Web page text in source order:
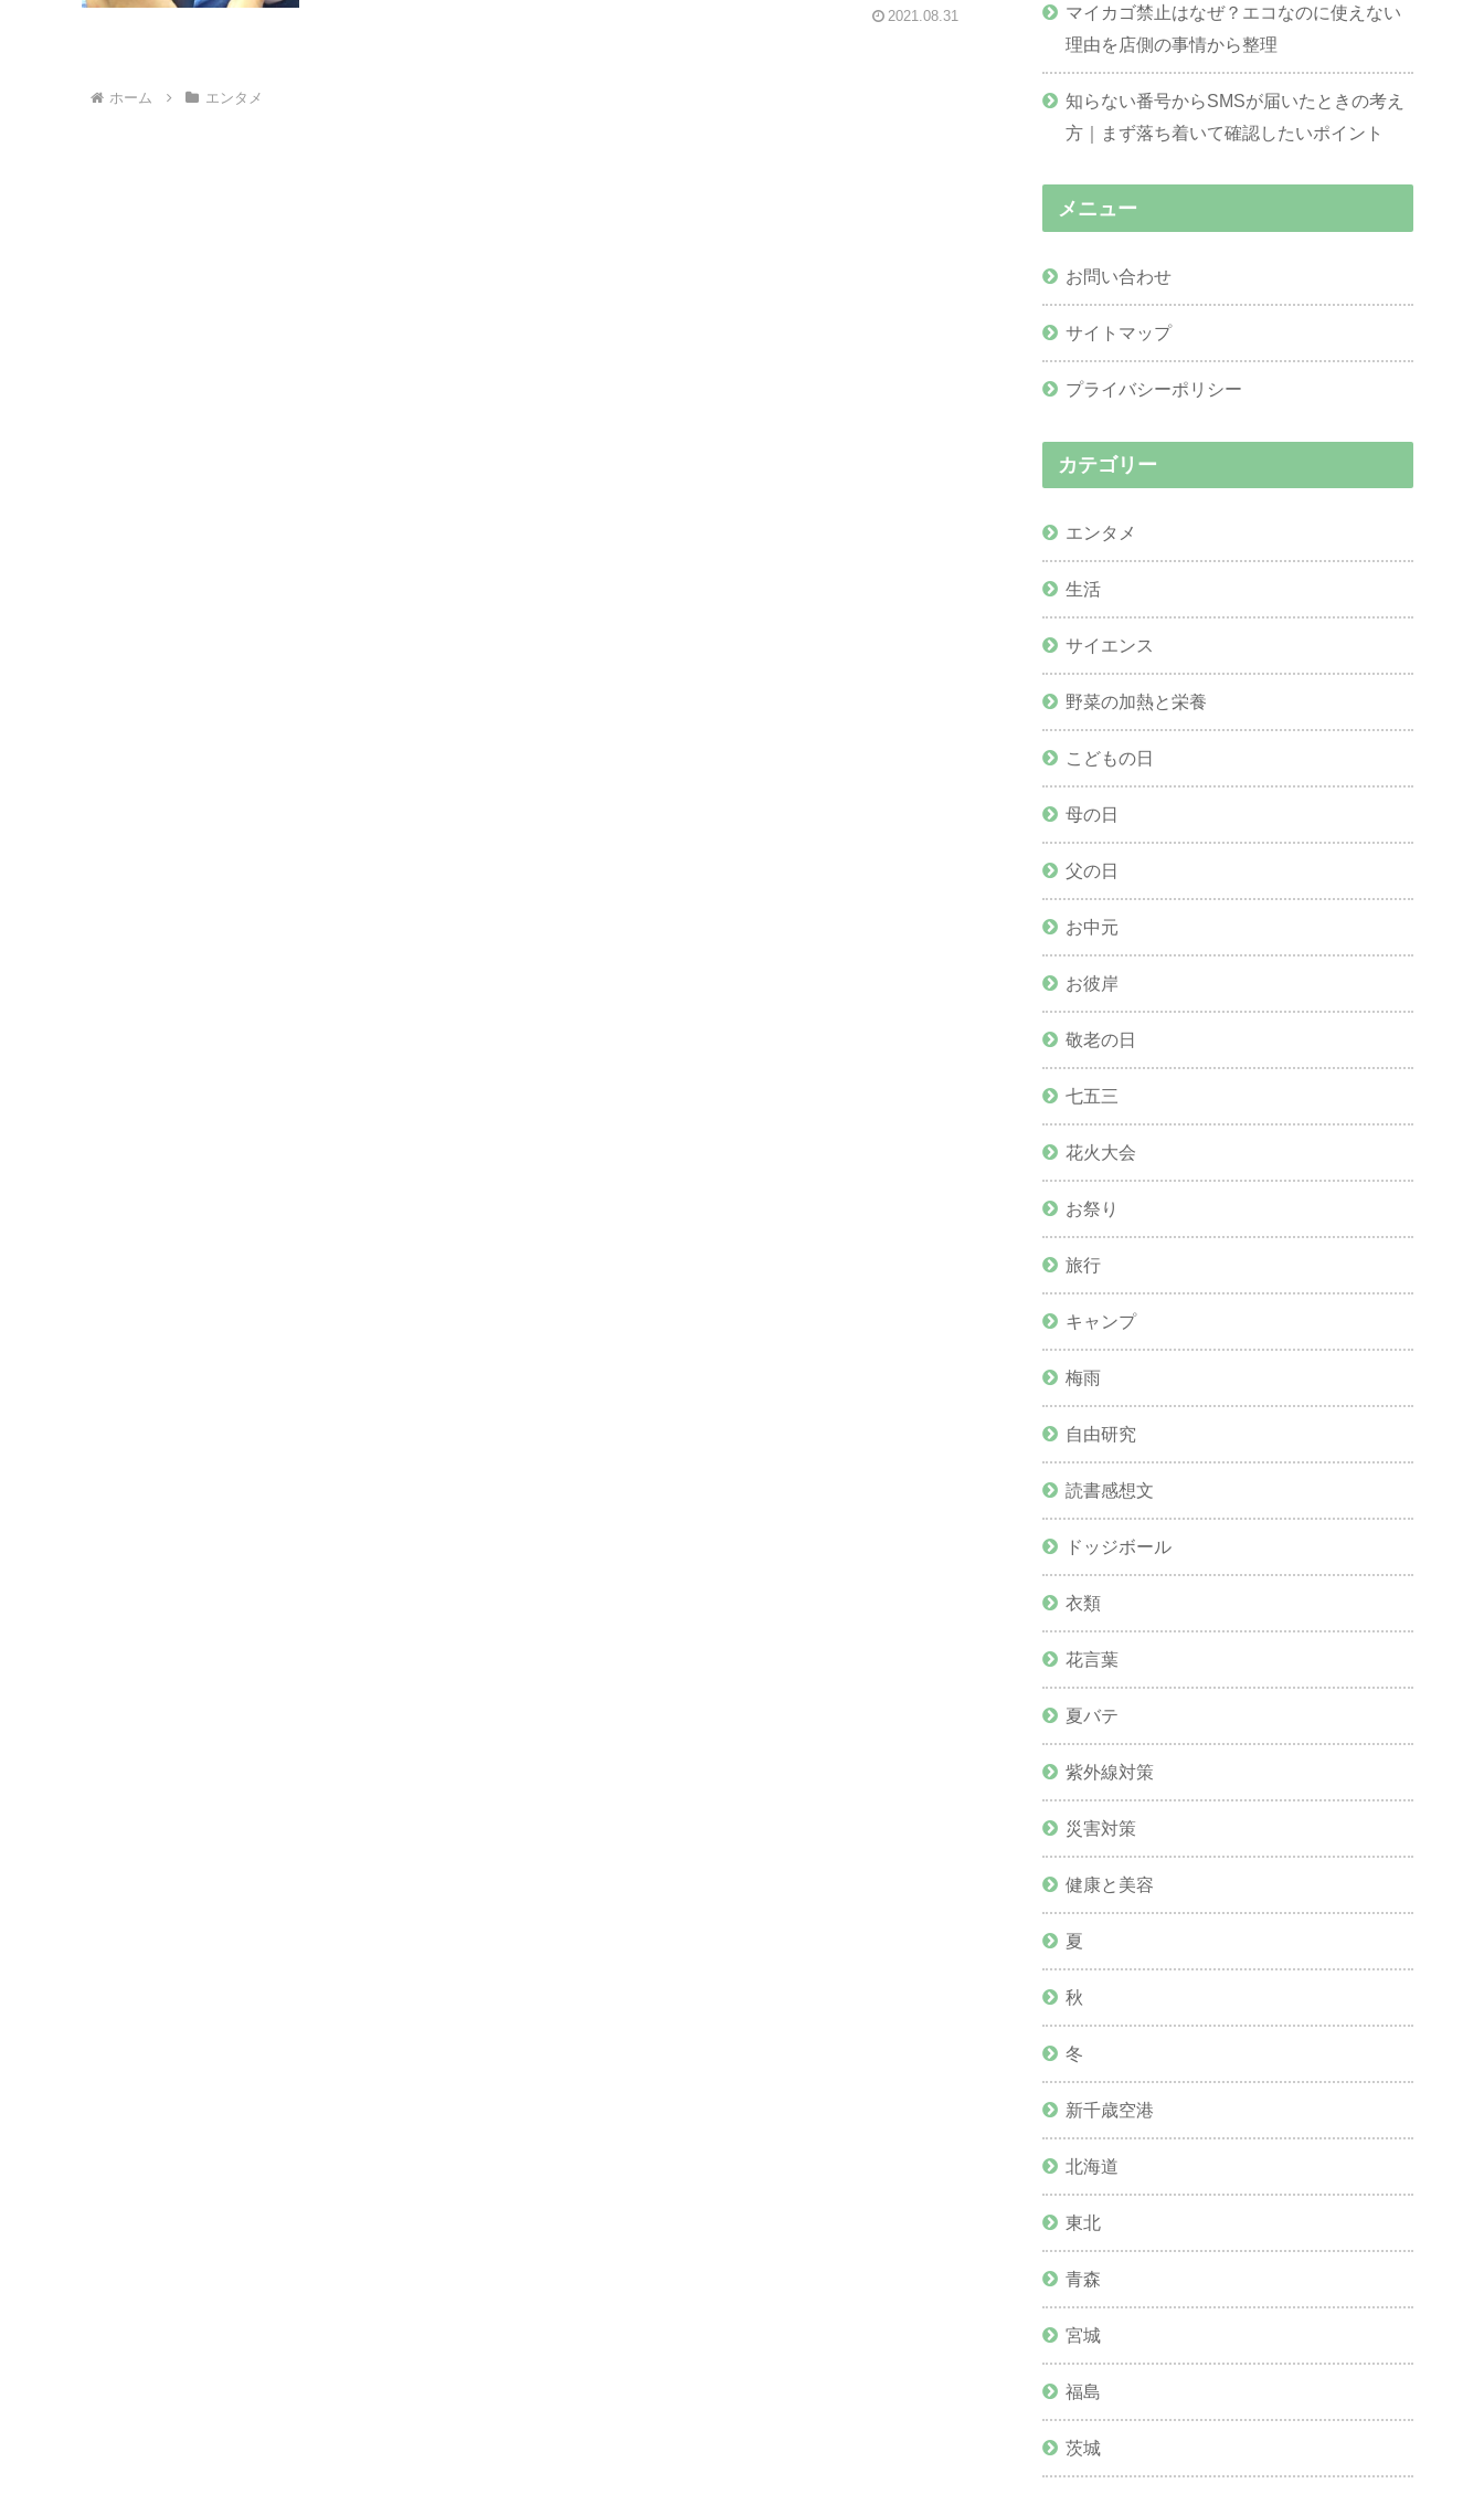
2021.08.31
ホーム エンタメ
マイカゴ禁止はなぜ？エコなのに使えない
理由を店側の事情から整理
知らない番号からSMSが届いたときの考え
方｜まず落ち着いて確認したいポイント
メニュー
お問い合わせ
サイトマップ
プライバシーポリシー
カテゴリー
エンタメ
生活
サイエンス
野菜の加熱と栄養
こどもの日
母の日
父の日
お中元
お彼岸
敬老の日
七五三
花火大会
お祭り
旅行
キャンプ
梅雨
自由研究
読書感想文
ドッジボール
衣類
花言葉
夏バテ
紫外線対策
災害対策
健康と美容
夏
秋
冬
新千歳空港
北海道
東北
青森
宮城
福島
茨城